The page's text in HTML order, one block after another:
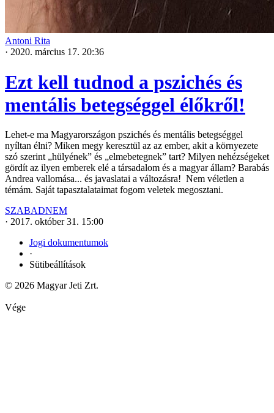
Antoni Rita
· 2020. március 17. 20:36
Ezt kell tudnod a pszichés és
mentális betegséggel élőkről!
Lehet-e ma Magyarországon pszichés és mentális betegséggel
nyíltan élni? Miken megy keresztül az az ember, akit a környezete
szó szerint „hülyének” és „elmebetegnek” tart? Milyen nehézségeket
gördít az ilyen emberek elé a társadalom és a magyar állam? Barabás
Andrea vallomása... és javaslatai a változásra! Nem véletlen a
témám. Saját tapasztalataimat fogom veletek megosztani.
SZABADNEM
· 2017. október 31. 15:00
Jogi dokumentumok
·
Sütibeállítások
© 2026 Magyar Jeti Zrt.
Vége